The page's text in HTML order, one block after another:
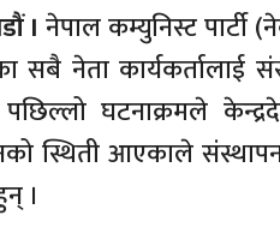
। नेपाल कम्युनिस्ट पार्टी
सबै नेता कार्यकर्तालाई
घटनाक्रमले
स्थिती आएकाले
।